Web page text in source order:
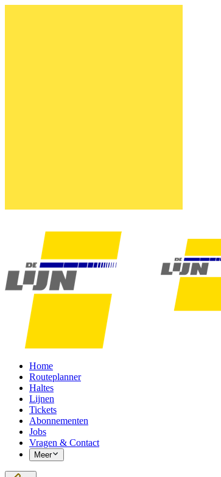
Home
Routeplanner
Haltes
Lijnen
Tickets
Abonnementen
Jobs
Vragen & Contact
Meer